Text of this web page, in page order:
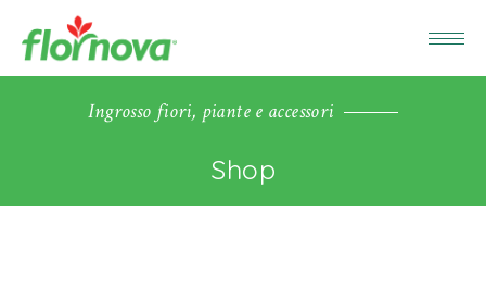
Ingrosso fiori, piante e accessori
Shop